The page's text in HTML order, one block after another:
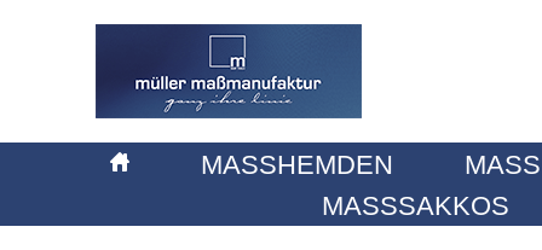
MASSHEMDEN
MASSSAKKOS